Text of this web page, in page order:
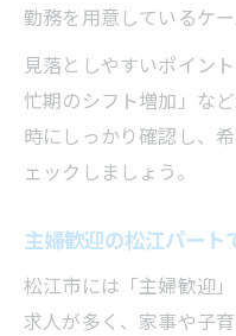
勤務を用意しているケ
見落としやすいポイン
忙期のシフト増加」な
時にしっかり確認し、
ェックしましょう。
主婦歓迎の松江パート
松江市には「主婦歓迎
求人が多く、家事や子